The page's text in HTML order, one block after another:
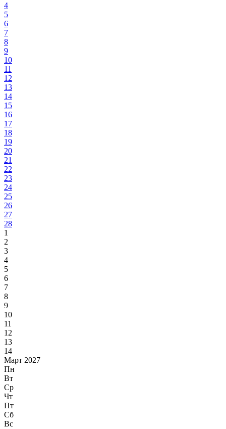
4
5
6
7
8
9
10
11
12
13
14
15
16
17
18
19
20
21
22
23
24
25
26
27
28
1
2
3
4
5
6
7
8
9
10
11
12
13
14
Март 2027
Пн
Вт
Ср
Чт
Пт
Сб
Вс